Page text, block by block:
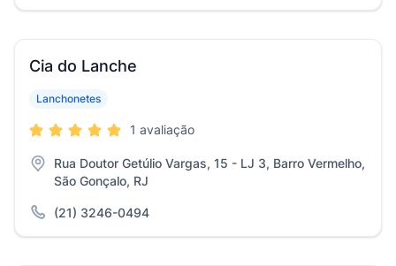
Cia do Lanche
Lanchonetes
1 avaliação
Rua Doutor Getúlio Vargas, 15 - LJ 3, Barro Vermelho,
São Gonçalo, RJ
(21) 3246-0494